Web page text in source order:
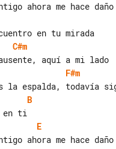
ahora me hace daño
C#m
F#m
B
E
ahora me hace daño